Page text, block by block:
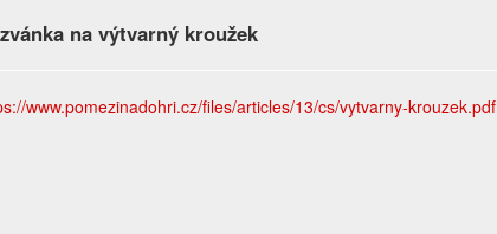
na výtvarný kroužek
www.pomezinadohri.cz/files/articles/13/cs/vytvarny-krouzek.pdf